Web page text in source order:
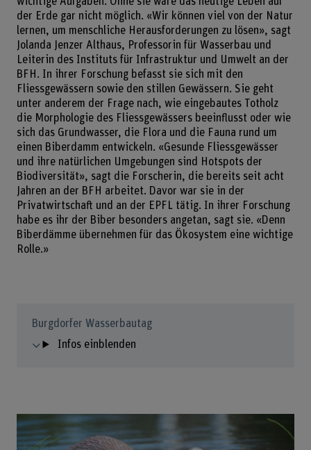
der Erde gar nicht möglich. «Wir können viel von der Natur
lernen, um menschliche Herausforderungen zu lösen», sagt
Jolanda Jenzer Althaus, Professorin für Wasserbau und
Leiterin des Instituts für Infrastruktur und Umwelt an der
BFH. In ihrer Forschung befasst sie sich mit den
Fliessgewässern sowie den stillen Gewässern. Sie geht
unter anderem der Frage nach, wie eingebautes Totholz
die Morphologie des Fliessgewässers beeinflusst oder wie
sich das Grundwasser, die Flora und die Fauna rund um
einen Biberdamm entwickeln. «Gesunde Fliessgewässer
und ihre natürlichen Umgebungen sind Hotspots der
Biodiversität», sagt die Forscherin, die bereits seit acht
Jahren an der BFH arbeitet. Davor war sie in der
Privatwirtschaft und an der EPFL tätig. In ihrer Forschung
habe es ihr der Biber besonders angetan, sagt sie. «Denn
Biberdämme übernehmen für das Ökosystem eine wichtige
Rolle.»
Burgdorfer Wasserbautag
Infos einblenden